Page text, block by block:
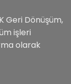
Geri Dönüşüm,
işleri
olarak